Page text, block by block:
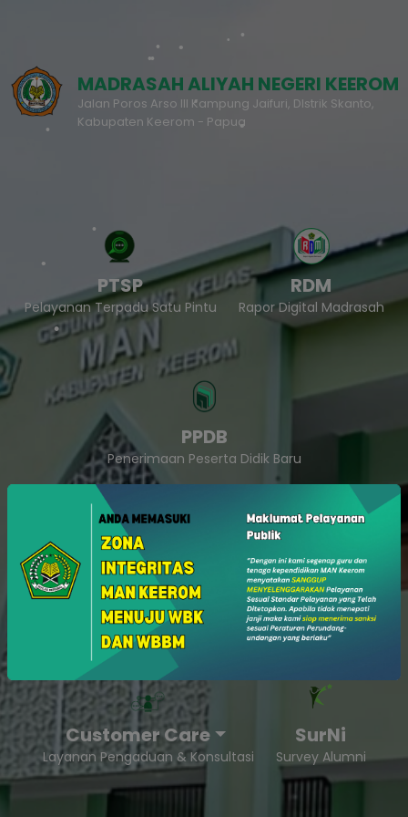
MADRASAH ALIYAH NEGERI KEEROM
Jalan Poros Arso III Kampung Jaifuri, DIstrik Skanto,
Kabupaten Keerom - Papua
PTSP
Pelayanan Terpadu Satu Pintu
RDM
Rapor Digital Madrasah
PPDB
Penerimaan Peserta Didik Baru
SukaSam
Survey Kepuasan Masyarakat
Customer Care
Layanan Pengaduan & Konsultasi
SurNi
Survey Alumni